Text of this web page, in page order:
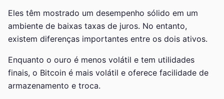
Eles têm mostrado um desempenho sólido em um
ambiente de baixas taxas de juros. No entanto,
existem diferenças importantes entre os dois ativos.
Enquanto o ouro é menos volátil e tem utilidades
finais, o Bitcoin é mais volátil e oferece facilidade de
armazenamento e troca.